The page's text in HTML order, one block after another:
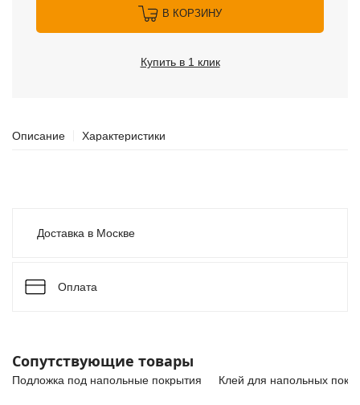
В КОРЗИНУ
Купить в 1 клик
Описание Характеристики
Доставка в Москве
Оплата
Сопутствующие товары
Подложка под напольные покрытия Клей для напольных